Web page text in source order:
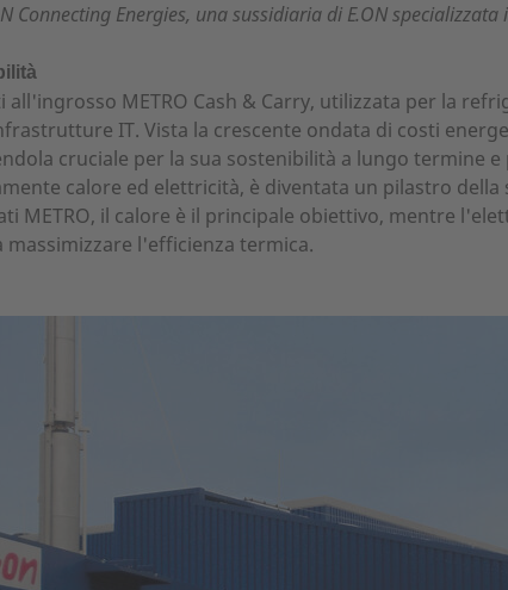
Connecting Energies, una sussidiaria di E.ON
METRO Cash & Carry, utilizzata per la
IT. Vista la crescente ondata di costi
cruciale per la sua sostenibilità a lungo termine
calore ed elettricità, è diventata un pilastro
METRO, il calore è il principale obiettivo, mentre
l'efficienza termica.